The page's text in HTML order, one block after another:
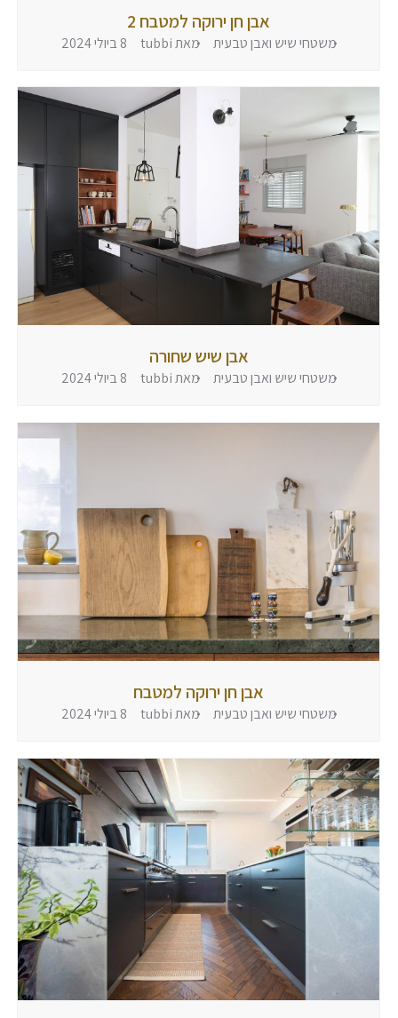
אבן חן ירוקה למטבח 2
משטחי שיש ואבן טבעית מאתtubbi 8 ביולי 2024
אבן שיש שחורה
משטחי שיש ואבן טבעית מאתtubbi 8 ביולי 2024
אבן חן ירוקה למטבח
משטחי שיש ואבן טבעית מאתtubbi 8 ביולי 2024